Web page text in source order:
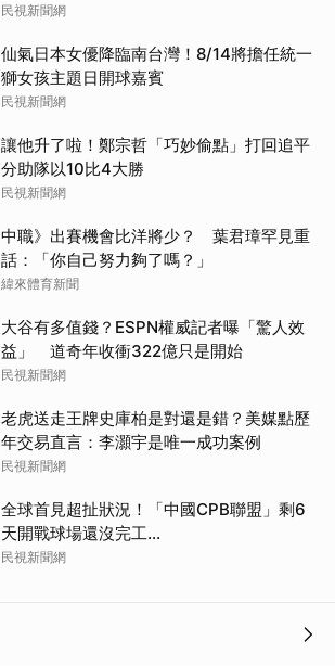
民視新聞網
仙氣日本女優降臨南台灣！8/14將擔任統一
獅女孩主題日開球嘉賓
民視新聞網
讓他升了啦！鄭宗哲「巧妙偷點」打回追平
分助隊以10比4大勝
民視新聞網
中職》出賽機會比洋將少？ 葉君璋罕見重
話：「你自己努力夠了嗎？」
緯來體育新聞
大谷有多值錢？ESPN權威記者曝「驚人效
益」 道奇年收衝322億只是開始
民視新聞網
老虎送走王牌史庫柏是對還是錯？美媒點歷
年交易直言：李灝宇是唯一成功案例
民視新聞網
全球首見超扯狀況！「中國CPB聯盟」剩6
天開戰球場還沒完工...
民視新聞網